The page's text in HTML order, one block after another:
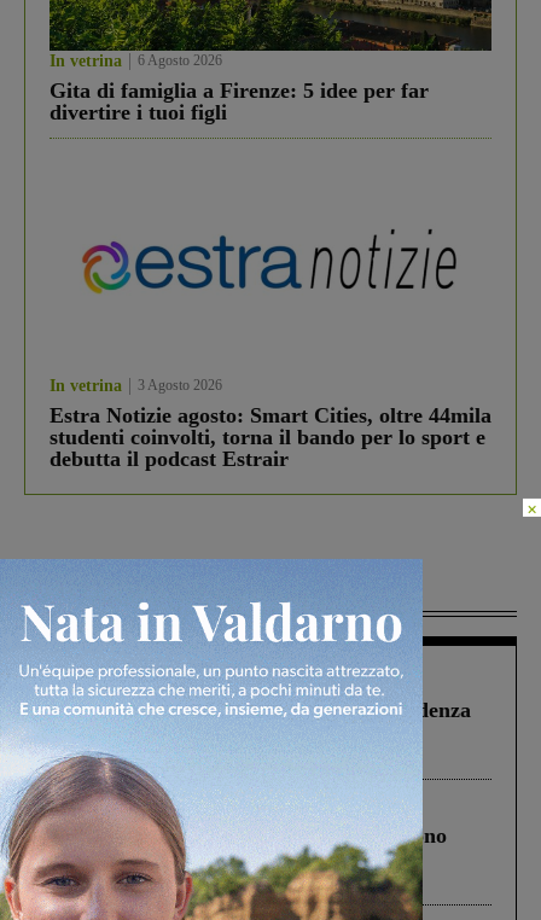
In vetrina 6 Agosto 2026
Gita di famiglia a Firenze: 5 idee per far
divertire i tuoi figli
In vetrina 3 Agosto 2026
Estra Notizie agosto: Smart Cities, oltre 44mila
studenti coinvolti, torna il bando per lo sport e
debutta il podcast Estrair
Più lette
Figline Incisa Valdarno 1 Agosto 2026
Piscina di Figline finanziata oltre la scadenza
Pnrr, il gruppo di Fratelli d’Italia: “Un
ringraziamento al Governo”
Cronaca 4 Agosto 2026
Un anno fa la strage in A1 in cui morirono
Gianni, Giulia e Franco. Lo schianto, il
processo, lo stop ai sorpassi fra tir....
×